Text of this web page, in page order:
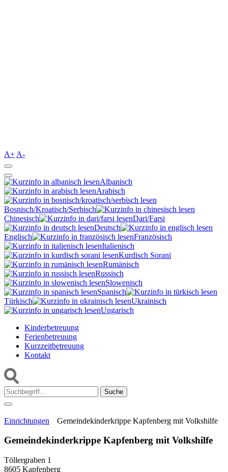
A+ A-
Albanisch
Arabisch
Bosnisch/Kroatisch/Serbisch
Chinesisch
Dari/Farsi
Deutsch
Englisch
Französisch
Italienisch
Kurdisch Sorani‎
Rumänisch
Russisch
Slowenisch
Spanisch
Türkisch
Ukrainisch
Ungarisch
Kinderbetreuung
Ferienbetreuung
Kurzzeitbetreuung
Kontakt
Suche:
Einrichtungen Gemeindekinderkrippe Kapfenberg mit Volkshilfe
Gemeindekinderkrippe Kapfenberg mit Volkshilfe
Töllergraben 1
8605 Kapfenberg